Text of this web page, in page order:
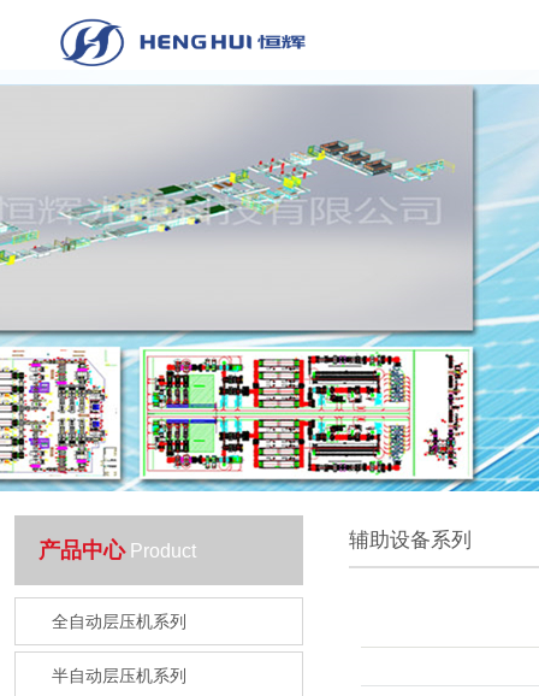
产品中心Product
全自动层压机系列
半自动层压机系列
辅助设备系列